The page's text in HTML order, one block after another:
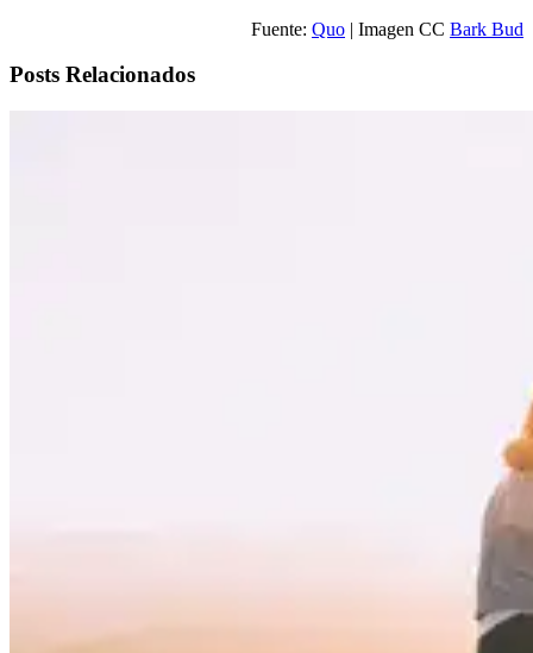
Fuente: Quo | Imagen CC Bark Bud
Posts Relacionados